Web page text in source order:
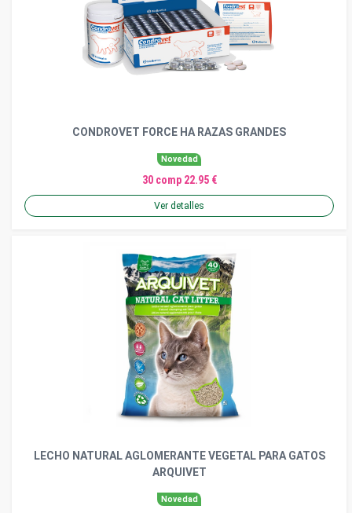
CONDROVET FORCE HA RAZAS GRANDES
Novedad
30 comp 22.95 €
Ver detalles
LECHO NATURAL AGLOMERANTE VEGETAL PARA GATOS
ARQUIVET
Novedad